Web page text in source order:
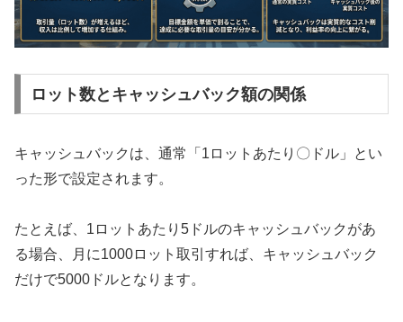
ロット数とキャッシュバック額の関係
キャッシュバックは、通常「1ロットあたり〇ドル」とい
った形で設定されます。
たとえば、1ロットあたり5ドルのキャッシュバックがあ
る場合、月に1000ロット取引すれば、キャッシュバック
だけで5000ドルとなります。